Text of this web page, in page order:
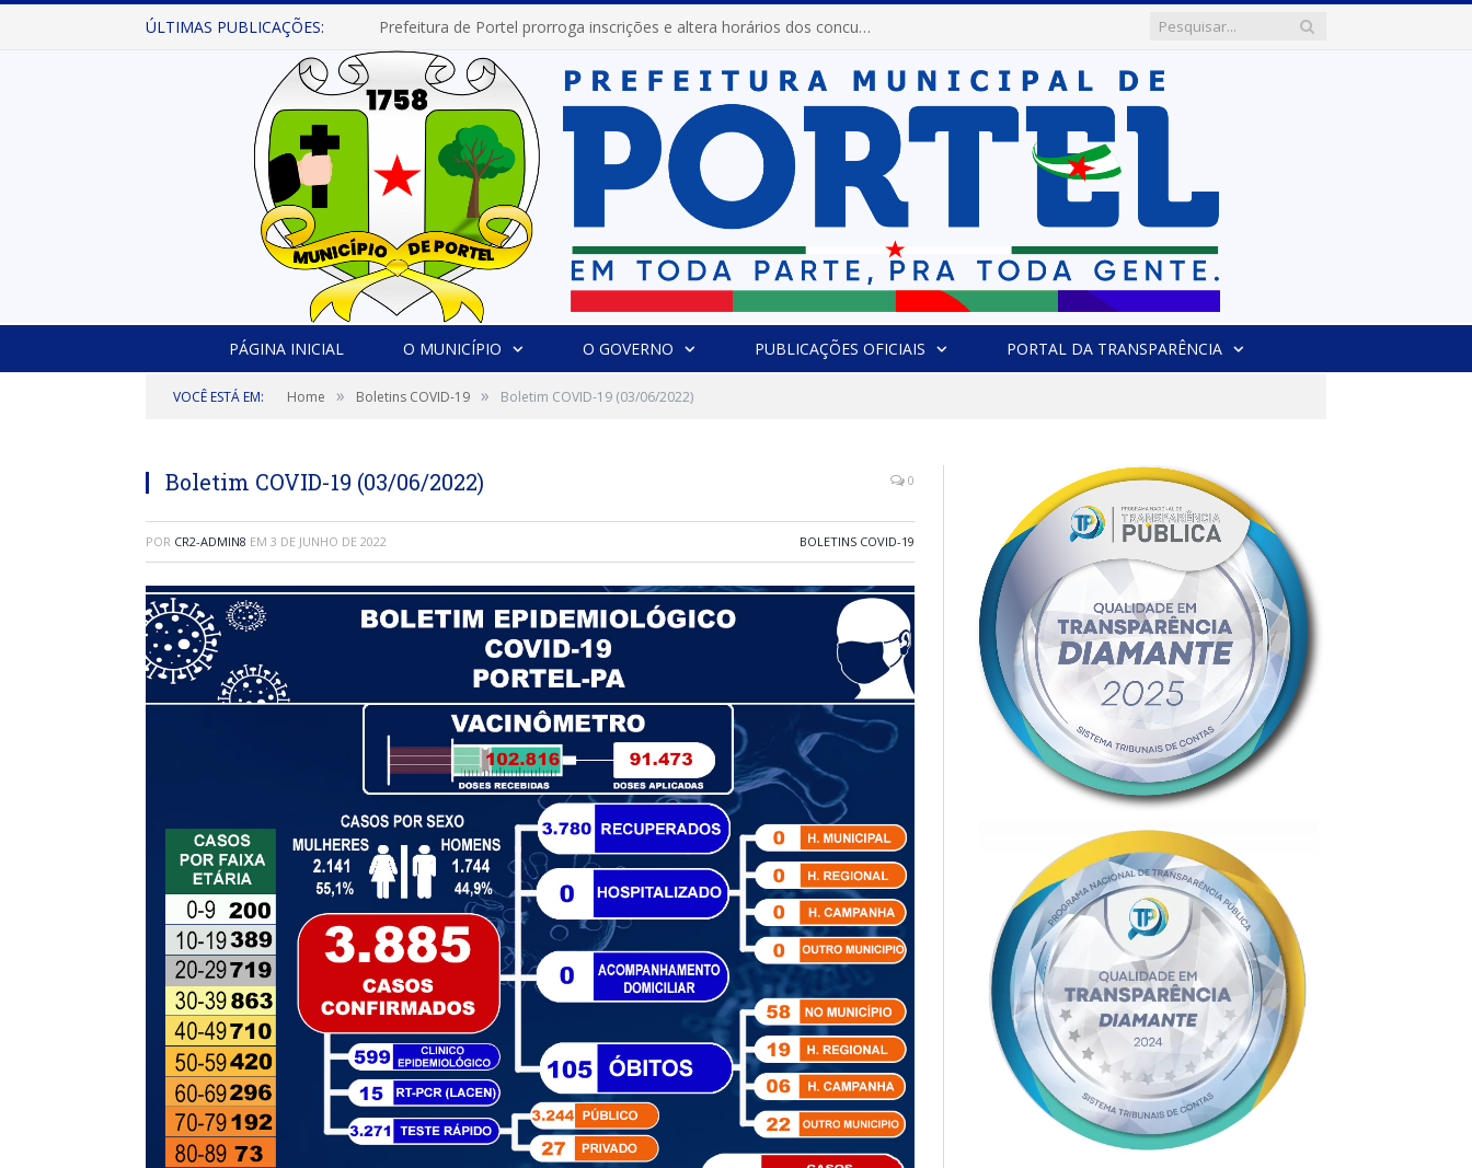
ÚLTIMAS PUBLICAÇÕES: Prefeitura de Portel prorroga inscrições e altera horários dos concursos “Musa” e “Miss Mix Verão 2026”
PÁGINA INICIAL O MUNICÍPIO O GOVERNO PUBLICAÇÕES OFICIAIS PORTAL DA TRANSPARÊNCIA
VOCÊ ESTÁ EM: Home » Boletins COVID-19 » Boletim COVID-19 (03/06/2022)
Boletim COVID-19 (03/06/2022) 0
POR CR2-ADMIN8 EM 3 DE JUNHO DE 2022 BOLETINS COVID-19